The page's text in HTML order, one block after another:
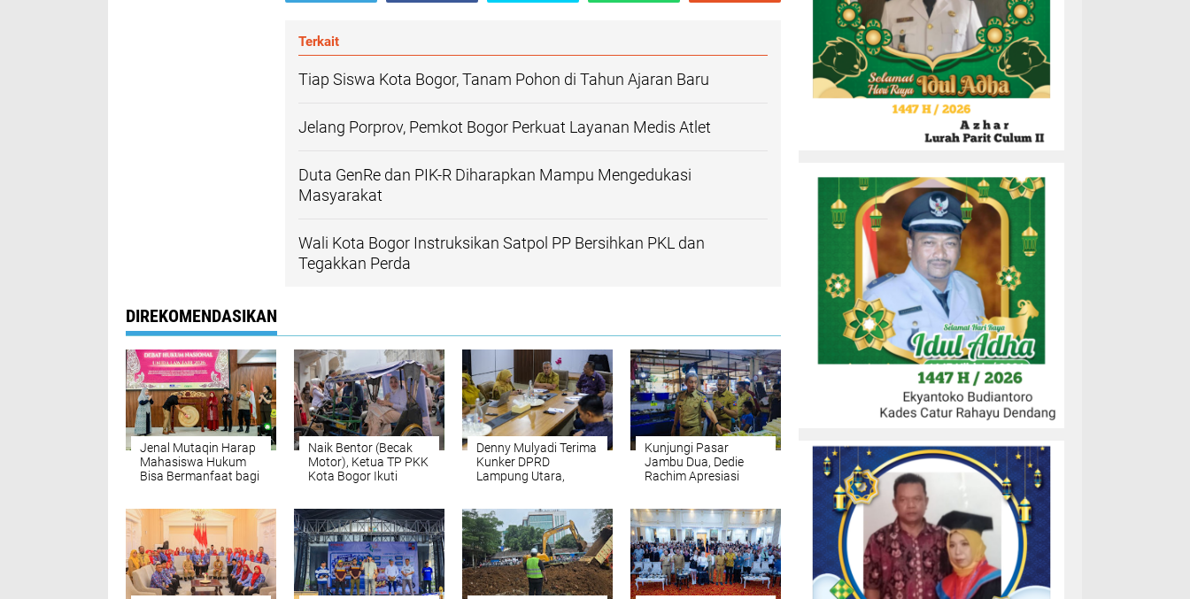
Terkait
Tiap Siswa Kota Bogor, Tanam Pohon di Tahun Ajaran Baru
Jelang Porprov, Pemkot Bogor Perkuat Layanan Medis Atlet
Duta GenRe dan PIK-R Diharapkan Mampu Mengedukasi
Masyarakat
Wali Kota Bogor Instruksikan Satpol PP Bersihkan PKL dan
Tegakkan Perda
DIREKOMENDASIKAN
Jenal Mutaqin Harap
Mahasiswa Hukum
Bisa Bermanfaat bagi
Naik Bentor (Becak
Motor), Ketua TP PKK
Kota Bogor Ikuti
Denny Mulyadi Terima
Kunker DPRD
Lampung Utara,
Anggaran
Kunjungi Pasar
Jambu Dua, Dedie
Rachim Apresiasi